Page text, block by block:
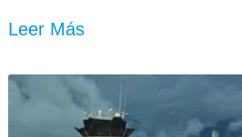
Leer Más